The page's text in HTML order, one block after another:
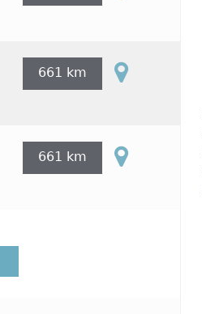
661 km
661 km